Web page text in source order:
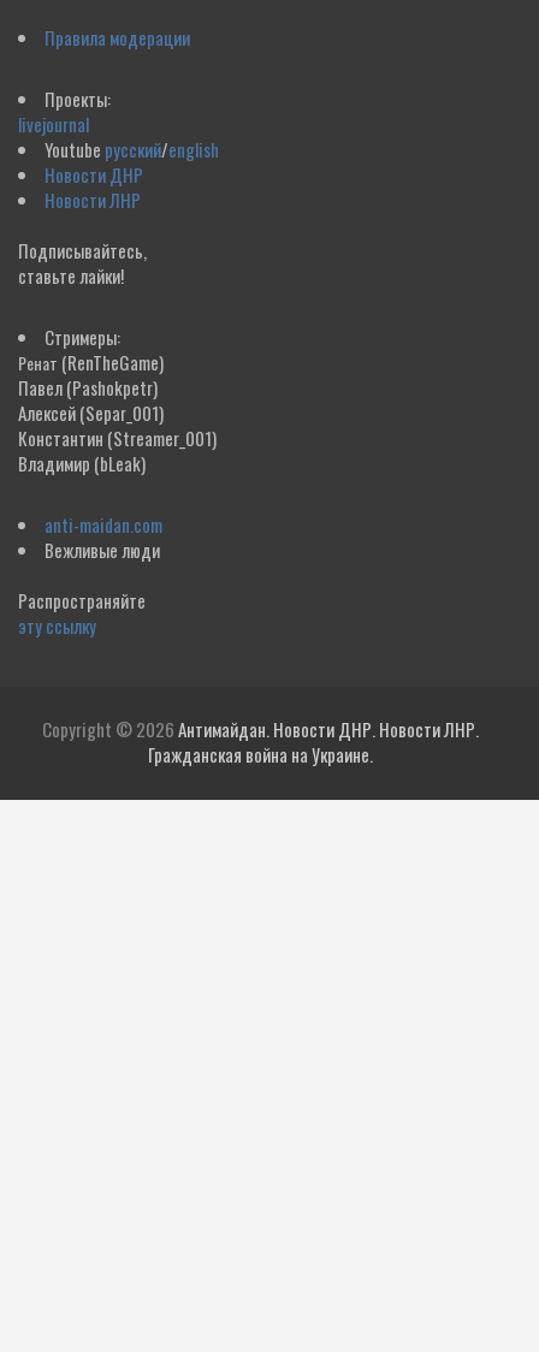
Правила модерации
Проекты:
livejournal
Youtube русский/english
Новости ДНР
Новости ЛНР
Подписывайтесь,
ставьте лайки!
Стримеры:
Ренат (RenTheGame)
Павел(Pashokpetr)
Алексей(Separ_001)
Константин (Streamer_001)
Владимир (bLeak)
anti-maidan.com
Вежливые люди
Распространяйте
эту ссылку
Copyright © 2026Антимайдан. Новости ДНР. Новости ЛНР.
Гражданская война на Украине.